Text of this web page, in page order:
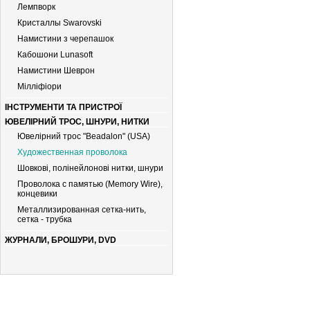
Лемпворк
Кристаллы Swarovski
Намистини з черепашок
Кабошони Lunasoft
Намистини Шеврон
Мiллiфiори
ІНСТРУМЕНТИ ТА ПРИСТРОЇ
ЮВЕЛІРНИЙ ТРОС, ШНУРИ, НИТКИ
Ювелірний трос "Beadalon" (USA)
Художественная проволока
Шовкові, полінейлонові нитки, шнури
Проволока с памятью (Memory Wire),
концевики
Металлизированная сетка-нить,
сетка - трубка
ЖУРНАЛИ, БРОШУРИ, DVD